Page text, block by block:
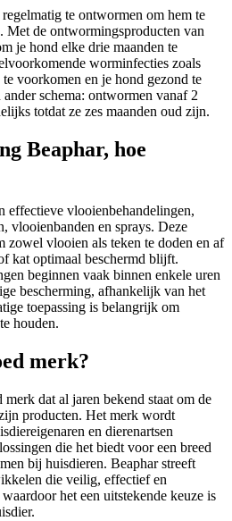
te ontwormen om hem te
Met de ontwormingsproducten van
je hond elke drie maanden te
worminfecties zoals
voorkomen en je hond gezond te
schema: ontwormen vanaf 2
totdat ze zes maanden oud zijn.
Beaphar, hoe
effectieve vlooienbehandelingen,
vlooienbanden en sprays. Deze
zowel vlooien als teken te doden en af
kat optimaal beschermd blijft.
beginnen vaak binnen enkele uren
bescherming, afhankelijk van het
toepassing is belangrijk om
houden.
merk?
dat al jaren bekend staat om de
producten. Het merk wordt
en dierenartsen
die het biedt voor een breed
bij huisdieren. Beaphar streeft
die veilig, effectief en
het een uitstekende keuze is